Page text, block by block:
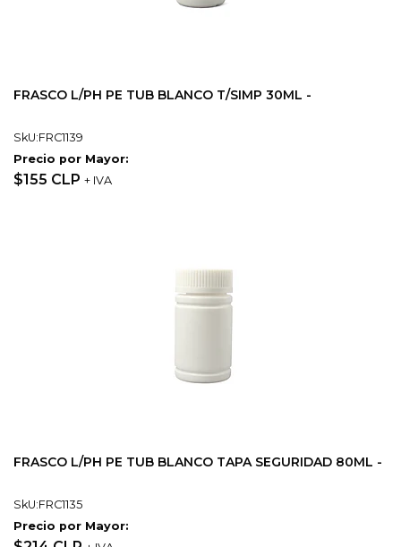
FRASCO L/PH PE TUB BLANCO T/SIMP 30ML -
SkU:FRC1139
Precio por Mayor:
$155 CLP + IVA
FRASCO L/PH PE TUB BLANCO TAPA SEGURIDAD 80ML -
SkU:FRC1135
Precio por Mayor: